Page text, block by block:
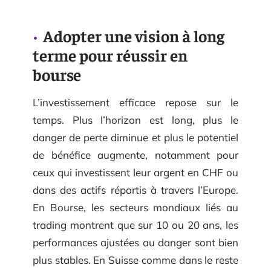
Adopter une vision à long
terme pour réussir en
bourse
L’investissement efficace repose sur le
temps. Plus l’horizon est long, plus le
danger de perte diminue et plus le potentiel
de bénéfice augmente, notamment pour
ceux qui investissent leur argent en CHF ou
dans des actifs répartis à travers l’Europe.
En Bourse, les secteurs mondiaux liés au
trading montrent que sur 10 ou 20 ans, les
performances ajustées au danger sont bien
plus stables. En Suisse comme dans le reste